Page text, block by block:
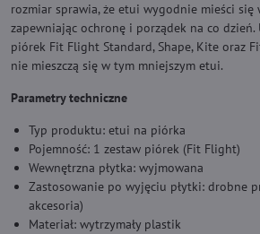
rozmiar sprawia, że etui wygodnie mieści
zapewniając ochronę i porządek na co
piórek Fit Flight Standard, Shape, Kite oraz
nie mieszczą się w tym mniejszym etui.
Parametry techniczne
Typ produktu: etui na piórka
Pojemność: 1 zestaw piórek (Fit Flight)
Wewnętrzna płytka: wyjmowana
Zastosowanie po wyjęciu płytki: drobne
akcesoria)
Materiał: wytrzymały plastik